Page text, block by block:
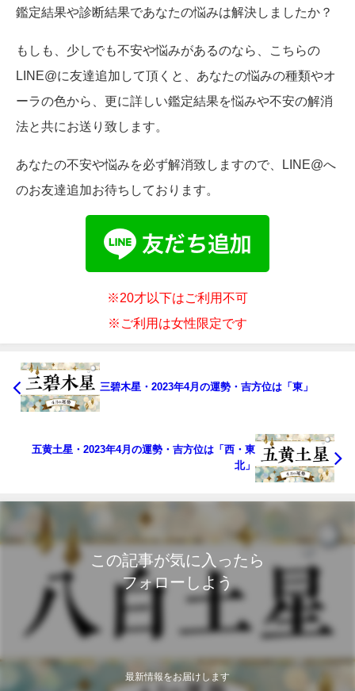
鑑定結果や診断結果であなたの悩みは解決しましたか？
もしも、少しでも不安や悩みがあるのなら、こちらの
LINE@に友達追加して頂くと、あなたの悩みの種類やオ
ーラの色から、更に詳しい鑑定結果を悩みや不安の解消
法と共にお送り致します。
あなたの不安や悩みを必ず解消致しますので、LINE@へ
のお友達追加お待ちしております。
※20才以下はご利用不可
※ご利用は女性限定です
三碧木星・2023年4月の運勢・吉方位は「東」
五黄土星・2023年4月の運勢・吉方位は「西・東
北」
この記事が気に入ったら
フォローしよう
最新情報をお届けします